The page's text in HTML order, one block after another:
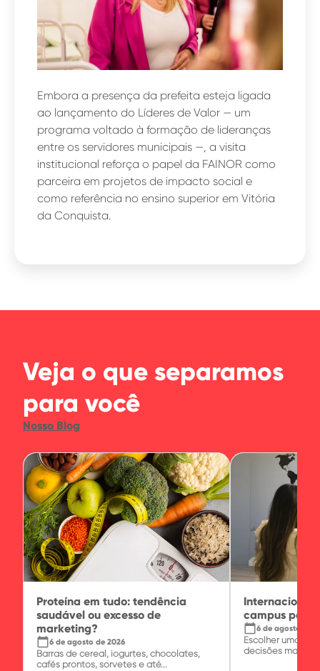
Embora a presença da prefeita esteja ligada
ao lançamento do Líderes de Valor — um
programa voltado à formação de lideranças
entre os servidores municipais —, a visita
institucional reforça o papel da FAINOR como
parceira em projetos de impacto social e
como referência no ensino superior em Vitória
da Conquista.
Veja o que separamos
para você
Nosso Blog
Proteína em tudo: tendência
saudável ou excesso de
marketing?
calendar_today6 de agosto de 2026
Barras de cereal, iogurtes, chocolates,
cafés prontos, sorvetes e até...
campus para
calendar_today6 de agosto de
Escolher uma
decisões mais